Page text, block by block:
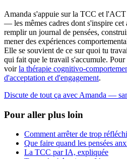
Amanda s'appuie sur la TCC et
— les mêmes cadres dont s'inspire cet
remplir un journal de pensées,
mener des expériences
Elle se souvient de ce sur quoi tu
qui fait que le travail s'accumule.
voirla thérapie cognitivo-
d'acceptation et d'engagement.
Discute de tout ça avec Amanda —
Pour aller plus loin
Comment arrêter de trop
Que faire quand les pensées
La TCC par IA, expliquée